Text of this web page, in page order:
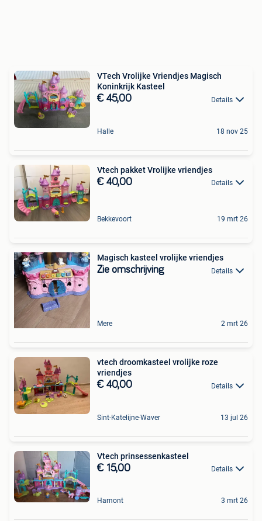
VTech Vrolijke Vriendjes Magisch
Koninkrijk Kasteel
€ 45,00 Details
Halle 18 nov 25
Vtech pakket Vrolijke vriendjes
€ 40,00 Details
Bekkevoort 19 mrt 26
Magisch kasteel vrolijke vriendjes
Zie omschrijving Details
Mere 2 mrt 26
vtech droomkasteel vrolijke roze
vriendjes
€ 40,00 Details
Sint-Katelijne-Waver 13 jul 26
Vtech prinsessenkasteel
€ 15,00 Details
Hamont 3 mrt 26